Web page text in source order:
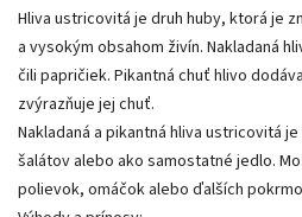
Hliva ustricovitá je druh huby, ktorá je
a vysokým obsahom živín. Nakladaná
čili papričiek. Pikantná chuť hlivo
zvýrazňuje jej chuť.
Nakladaná a pikantná hliva ustricovitá
šalátov alebo ako samostatné jedlo.
polievok, omáčok alebo ďalších